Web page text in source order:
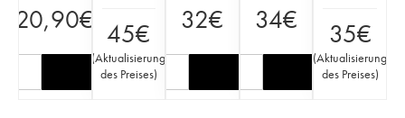
20,90€ 45€
(Aktualisierung
des Preises)
32€ 34€ 35€
(Aktualisierung
des Preises)